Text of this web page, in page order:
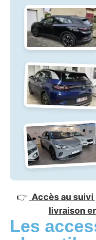
👉 Accès au
livraison
Les